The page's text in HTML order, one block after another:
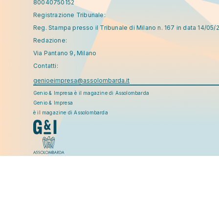
80040750152
Registrazione Tribunale:
Reg. Stampa presso il Tribunale di Milano n. 167 in data 14/05/
Redazione:
Via Pantano 9, Milano
Contatti:
genioeimpresa@assolombarda.it
Genio & Impresa è il magazine di Assolombarda
Genio & Impresa
è il magazine di Assolombarda